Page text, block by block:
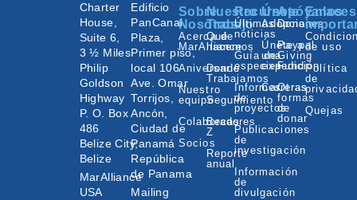
Charter
House,
Suite 6,
3 ½ Miles
Philip
Goldson
Highway
P. O. Box
486
Belize City,
Belize
MarAlliance
USA
Edificio
PanCanal
Plaza,
Primer piso,
local 106
Ave. Omar
Torrijos,
Ancón,
Ciudad de
Panamá
República
de Panama
Mailing
Sobre
Nosotros
Acerca de
MarAlliance
Aniversario
Nuestro
equipo
Colaboradores
Socios
Nuestro
Trabajo
Qué
hacemos
Donde
Trabajamos
Seguimiento
Becas
Z
Reporte
anual
Recursos
Últimas
noticias
Guía de
especies
Informes
de
proyectos
Publicaciones
de
investigación
Información
de
divulgación
Únete
Adopciones
Únete a
una
expedición
Carreras
Apóyanos
Donar
Paypal
Giving
Fund
Otras
formas
de
donar
Enlaces
de uso
Política
de
Quejas